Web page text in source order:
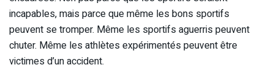
incapables, mais parce que même les bons sportifs
peuvent se tromper. Même les sportifs aguerris peuvent
chuter. Même les athlètes expérimentés peuvent être
victimes d’un accident.